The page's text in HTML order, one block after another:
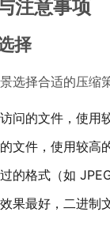
注意事项
择
选择合适的压缩
问的文件，使用
文件，使用较高
的格式（如
果最好，二进制